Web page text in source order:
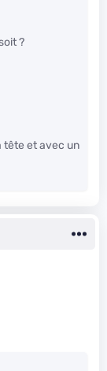
?
tête et avec un